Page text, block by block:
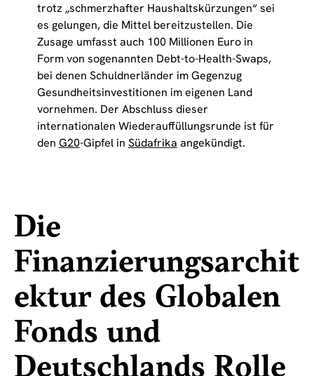
trotz „schmerzhafter Haushaltskürzungen“ sei
es gelungen, die Mittel bereitzustellen. Die
Zusage umfasst auch 100 Millionen Euro in
Form von sogenannten Debt-to-Health-Swaps,
bei denen Schuldnerländer im Gegenzug
Gesundheitsinvestitionen im eigenen Land
vornehmen. Der Abschluss dieser
internationalen Wiederauffüllungsrunde ist für
den G20-Gipfel in Südafrika angekündigt.
Die
Finanzierungsarchit
ektur des Globalen
Fonds und
Deutschlands Rolle